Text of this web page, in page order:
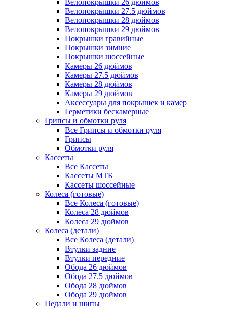
Велопокрышки 26 дюймов
Велопокрышки 27.5 дюймов
Велопокрышки 28 дюймов
Велопокрышки 29 дюймов
Покрышки гравийные
Покрышки зимние
Покрышки шоссейные
Камеры 26 дюймов
Камеры 27.5 дюймов
Камеры 28 дюймов
Камеры 29 дюймов
Аксессуары для покрышек и камер
Герметики бескамерные
Грипсы и обмотки руля
Все Грипсы и обмотки руля
Грипсы
Обмотки руля
Кассеты
Все Кассеты
Кассеты МТБ
Кассеты шоссейные
Колеса (готовые)
Все Колеса (готовые)
Колеса 28 дюймов
Колеса 29 дюймов
Колеса (детали)
Все Колеса (детали)
Втулки задние
Втулки передние
Обода 26 дюймов
Обода 27.5 дюймов
Обода 28 дюймов
Обода 29 дюймов
Педали и шипы